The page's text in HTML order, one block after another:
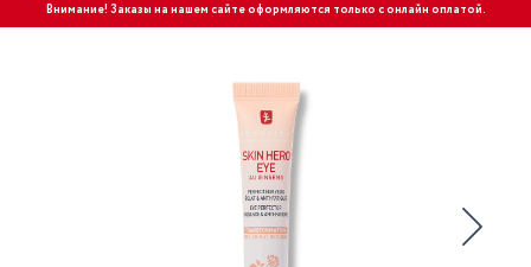
Внимание! Заказы на нашем сайте оформляются только с онлайн оплатой.